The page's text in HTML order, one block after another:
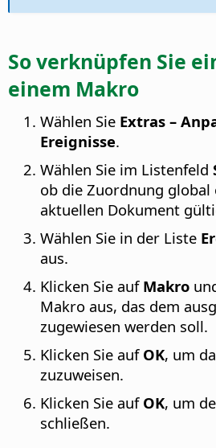
So verknüpfen Sie
einem Makro
Wählen Sie Extras –
Ereignisse.
Wählen Sie im Listenfeld
ob die Zuordnung
aktuellen Dokument
Wählen Sie in der Liste
aus.
Klicken Sie auf Makro
Makro aus, das dem
zugewiesen werden soll.
Klicken Sie auf OK, um
zuzuweisen.
Klicken Sie auf OK, um
schließen.